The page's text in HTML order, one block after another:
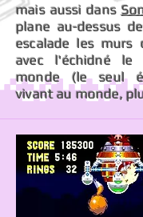
mais aussi dans
plane au-dessus
escalade les murs
avec l'échidné
monde (le seul
vivant au monde,